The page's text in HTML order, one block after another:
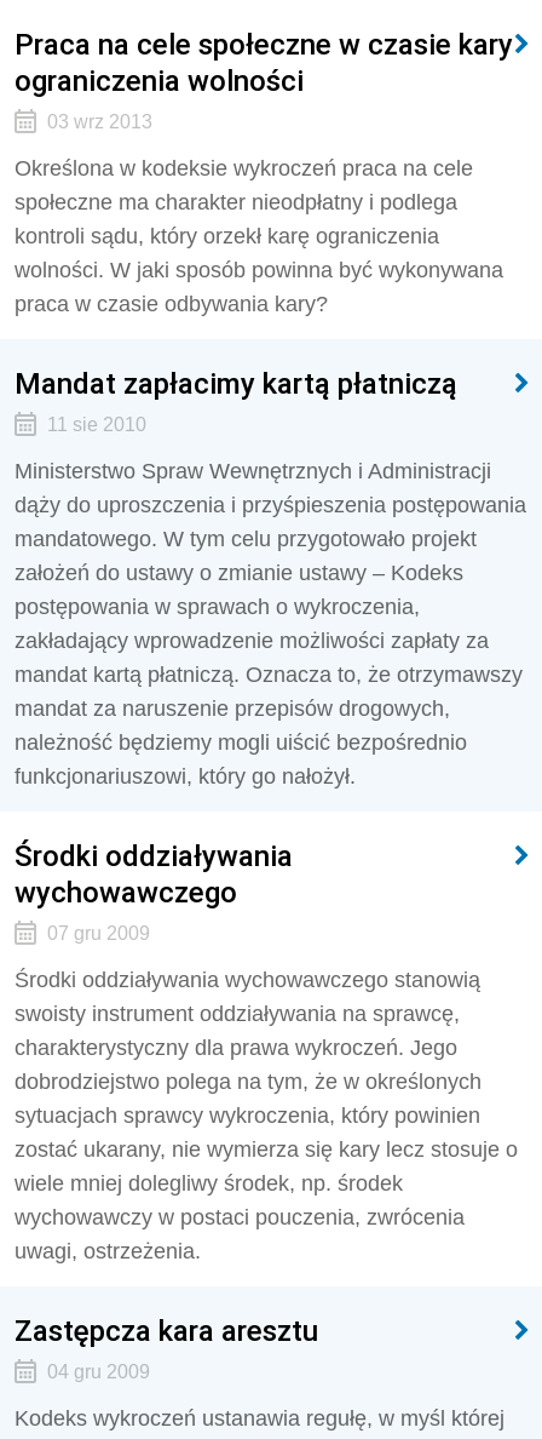
Praca na cele społeczne w czasie kary
ograniczenia wolności
03 wrz 2013
Określona w kodeksie wykroczeń praca na cele
społeczne ma charakter nieodpłatny i podlega
kontroli sądu, który orzekł karę ograniczenia
wolności. W jaki sposób powinna być wykonywana
praca w czasie odbywania kary?
Mandat zapłacimy kartą płatniczą
11 sie 2010
Ministerstwo Spraw Wewnętrznych i Administracji
dąży do uproszczenia i przyśpieszenia postępowania
mandatowego. W tym celu przygotowało projekt
założeń do ustawy o zmianie ustawy – Kodeks
postępowania w sprawach o wykroczenia,
zakładający wprowadzenie możliwości zapłaty za
mandat kartą płatniczą. Oznacza to, że otrzymawszy
mandat za naruszenie przepisów drogowych,
należność będziemy mogli uiścić bezpośrednio
funkcjonariuszowi, który go nałożył.
Środki oddziaływania
wychowawczego
07 gru 2009
Środki oddziaływania wychowawczego stanowią
swoisty instrument oddziaływania na sprawcę,
charakterystyczny dla prawa wykroczeń. Jego
dobrodziejstwo polega na tym, że w określonych
sytuacjach sprawcy wykroczenia, który powinien
zostać ukarany, nie wymierza się kary lecz stosuje o
wiele mniej dolegliwy środek, np. środek
wychowawczy w postaci pouczenia, zwrócenia
uwagi, ostrzeżenia.
Zastępcza kara aresztu
04 gru 2009
Kodeks wykroczeń ustanawia regułę, w myśl której